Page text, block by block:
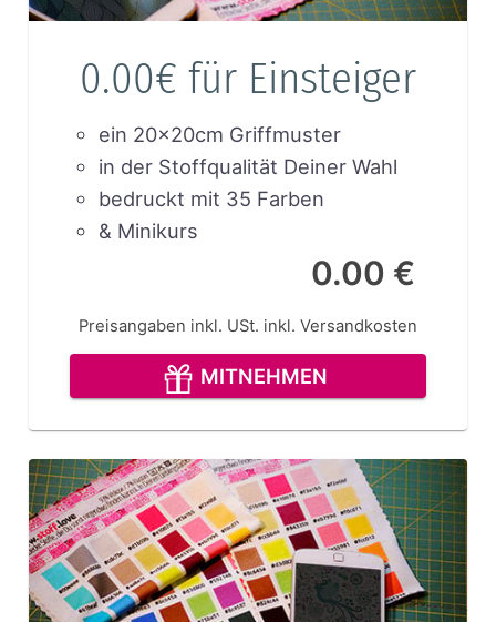
0.00€ für Einsteiger
ein 20x20cm Griffmuster
in der Stoffqualität Deiner Wahl
bedruckt mit 35 Farben
& Minikurs
0.00 €
Preisangaben inkl. USt. inkl. Versandkosten
MITNEHMEN